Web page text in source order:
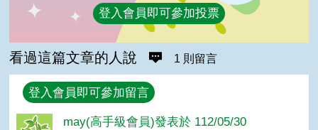
登入會員即可參加投票
看過這篇文章的人說 1 則留言
回覆
登入會員即可參加留言
may(高手級會員)發表於 112/05/30